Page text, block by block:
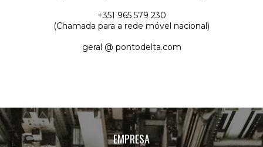
+351 965 579 230
(Chamada para a rede móvel nacional)
geral @ pontodelta.com
EMPRESA